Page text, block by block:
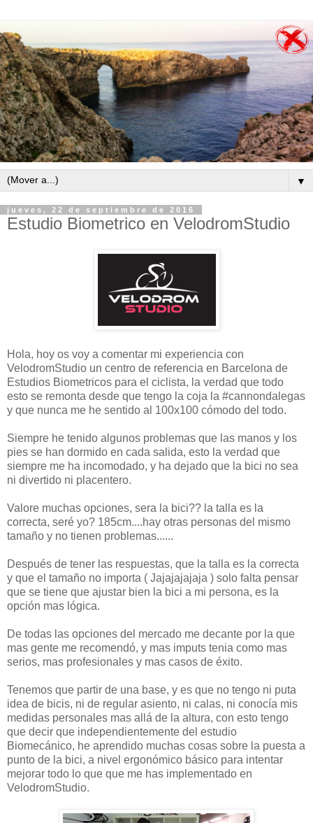
▼
jueves, 22 de septiembre de 2016
Estudio Biometrico en VelodromStudio
Hola, hoy os voy a comentar mi experiencia con
VelodromStudio un centro de referencia en Barcelona de
Estudios Biometricos para el ciclista, la verdad que todo
esto se remonta desde que tengo la coja la #cannondalegas
y que nunca me he sentido al 100x100 cómodo del todo.
Siempre he tenido algunos problemas que las manos y los
pies se han dormido en cada salida, esto la verdad que
siempre me ha incomodado, y ha dejado que la bici no sea
ni divertido ni placentero.
Valore muchas opciones, sera la bici?? la talla es la
correcta, seré yo? 185cm....hay otras personas del mismo
tamaño y no tienen problemas......
Después de tener las respuestas, que la talla es la correcta
y que el tamaño no importa ( Jajajajajaja ) solo falta pensar
que se tiene que ajustar bien la bici a mi persona, es la
opción mas lógica.
De todas las opciones del mercado me decante por la que
mas gente me recomendó, y mas imputs tenia como mas
serios, mas profesionales y mas casos de éxito.
Tenemos que partir de una base, y es que no tengo ni puta
idea de bicis, ni de regular asiento, ni calas, ni conocía mis
medidas personales mas allá de la altura, con esto tengo
que decir que independientemente del estudio
Biomecánico, he aprendido muchas cosas sobre la puesta a
punto de la bici, a nivel ergonómico básico para intentar
mejorar todo lo que que me has implementado en
VelodromStudio.